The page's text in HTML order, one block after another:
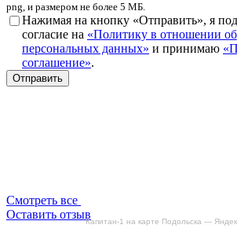
Капитан-1 на карте Подольска —
png, и размером не более 5 МБ.
Нажимая на кнопку «Отправить», я
согласие на «Политику в отношении
персональных данных» и принимаю
соглашение».
Отправить
Смотреть все
Оставить отзыв